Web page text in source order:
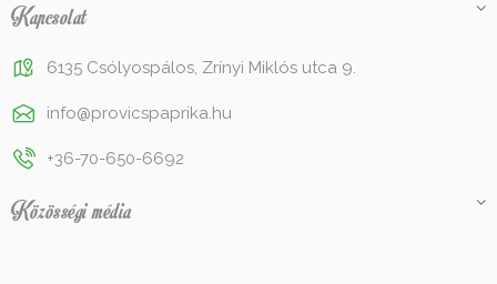
Kapcsolat
6135 Csólyospálos, Zrínyi Miklós utca 9.
info@provicspaprika.hu
+36-70-650-6692
Közösségi média